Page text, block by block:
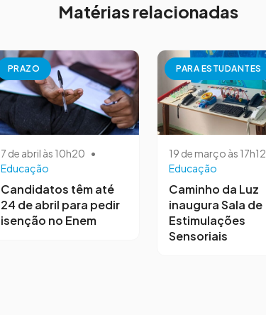
Matérias relacionadas
PRAZO
7 de abril às 10h20 •
Educação
Candidatos têm até
24 de abril para pedir
isenção no Enem
PARA ESTUDANTES
19 de março às 17h12
Educação
Caminho da Luz
inaugura Sala de
Estimulações
Sensoriais